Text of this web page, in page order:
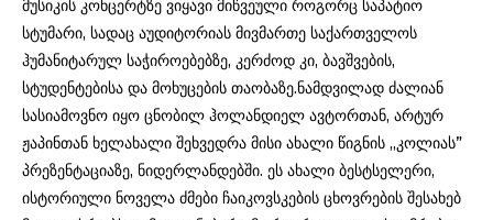
მუსიკის კონცერტზე ვიყავი მიწვეული როგორც საპატიო
სტუმარი, სადაც აუდიტორიას მივმართე საქართველოს
ჰუმანიტარულ საჭიროებებზე, კერძოდ კი, ბავშვების,
სტუდენტებისა და მოხუცების თაობაზე.ნამდვილად ძალიან
სასიამოვნო იყო ცნობილ ჰოლანდიელ ავტორთან, არტურ
ჟაპინთან ხელახალი შეხვედრა მისი ახალი წიგნის ,,კოლიას”
პრეზენტაციაზე, ნიდერლანდებში. ეს ახალი ბესტსელერი,
ისტორიული ნოველა ძმები ჩაიკოვსკების ცხოვრების შესახებ